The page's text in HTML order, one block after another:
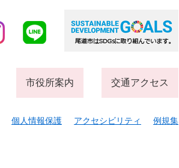
市役所案内 交通アクセス
個人情報保護 アクセシビリティ 例規集